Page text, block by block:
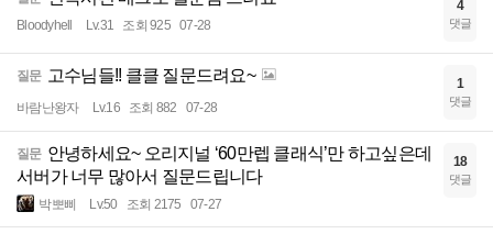
Bloodyhell Lv.31 조회 925 07-28
4
댓글
질문 고수님들!! 클클 질문드려요~
바람난왕자 Lv.16 조회 882 07-28
1
댓글
질문 안녕하세요~ 오리지널 ‘60만렙 클래식’만 하고싶은데
서버가 너무 많아서 질문드립니다
박뽀삐 Lv.50 조회 2175 07-27
18
댓글